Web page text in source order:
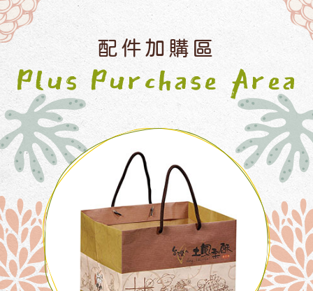
配件加購區
Plus Purchase Area